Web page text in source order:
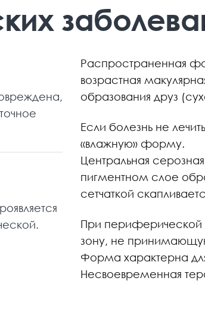
Распространенная
возрастная
образования друз
Если болезнь не
«влажную» форму.
Центральная
пигментном слое
сетчаткой
При периферической
зону, не
Форма характерна
Несвоевременная